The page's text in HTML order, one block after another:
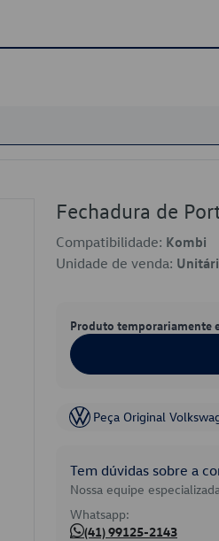
Fechadura de
Compatibilidade: Kombi
Unidade de venda:
Produto temporariamente
Peça Original
Tem dúvidas sobre a
Nossa equipe
Whatsapp:
(41) 99125-2143